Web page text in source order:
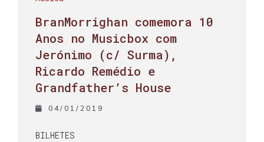
BranMorrighan comemora 10
Anos no Musicbox com
Jerónimo (c/ Surma),
Ricardo Remédio e
Grandfather’s House
04/01/2019
BILHETES